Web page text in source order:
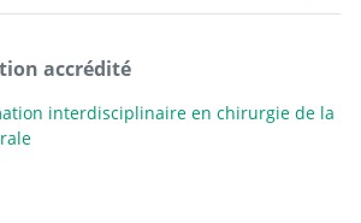
accrédité
interdisciplinaire en chirurgie de la